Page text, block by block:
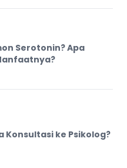
Serotonin? Apa
Konsultasi ke Psikolog?